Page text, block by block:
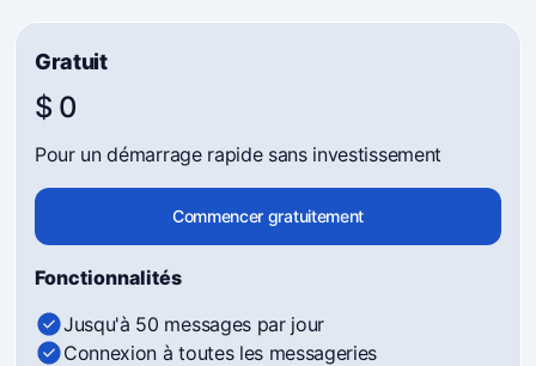
Gratuit
$ 0
Pour un démarrage rapide sans investissement
Commencer gratuitement
Fonctionnalités
Jusqu'à 50 messages par jour
Connexion à toutes les messageries